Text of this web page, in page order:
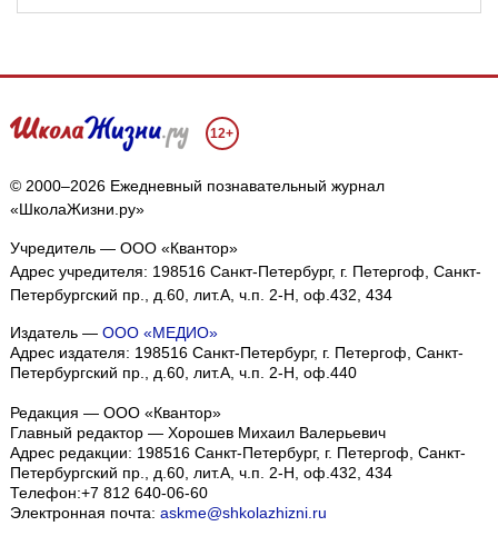
12+
© 2000–2026 Ежедневный познавательный журнал
«ШколаЖизни.ру»
Учредитель — ООО «Квантор»
Адрес учредителя: 198516 Санкт-Петербург, г. Петергоф, Санкт-
Петербургский пр., д.60, лит.А, ч.п. 2-Н, оф.432, 434
Издатель — ООО «МЕДИО»
Адрес издателя: 198516 Санкт-Петербург, г. Петергоф, Санкт-
Петербургский пр., д.60, лит.А, ч.п. 2-Н, оф.440
Редакция — ООО «Квантор»
Главный редактор — Хорошев Михаил Валерьевич
Адрес редакции: 198516 Санкт-Петербург, г. Петергоф, Санкт-
Петербургский пр., д.60, лит.А, ч.п. 2-Н, оф.432, 434
Телефон:+7 812 640-06-60
Электронная почта: askme@shkolazhizni.ru